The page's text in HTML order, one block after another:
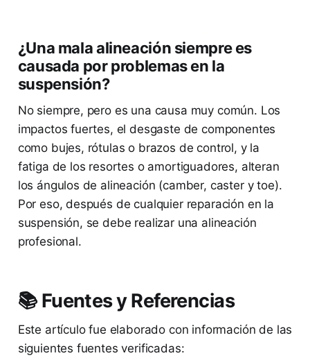
¿Una mala alineación siempre es
causada por problemas en la
suspensión?
No siempre, pero es una causa muy común. Los
impactos fuertes, el desgaste de componentes
como bujes, rótulas o brazos de control, y la
fatiga de los resortes o amortiguadores, alteran
los ángulos de alineación (camber, caster y toe).
Por eso, después de cualquier reparación en la
suspensión, se debe realizar una alineación
profesional.
📚 Fuentes y Referencias
Este artículo fue elaborado con información de las
siguientes fuentes verificadas: